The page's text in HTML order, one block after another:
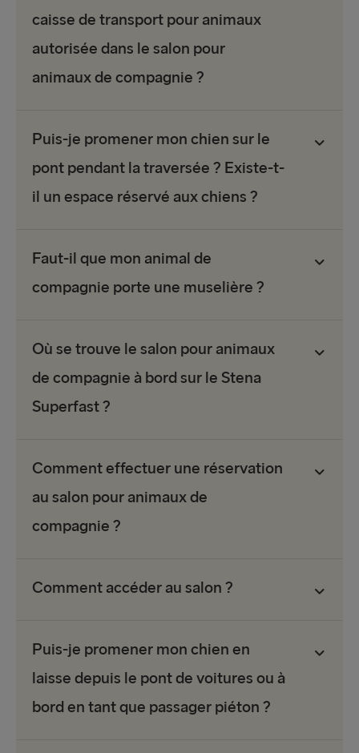
caisse de transport pour animaux
autorisée dans le salon pour
animaux de compagnie ?
Puis-je promener mon chien sur le
pont pendant la traversée ? Existe-t-
il un espace réservé aux chiens ?
Faut-il que mon animal de
compagnie porte une muselière ?
Où se trouve le salon pour animaux
de compagnie à bord sur le Stena
Superfast ?
Comment effectuer une réservation
au salon pour animaux de
compagnie ?
Comment accéder au salon ?
Puis-je promener mon chien en
laisse depuis le pont de voitures ou à
bord en tant que passager piéton ?